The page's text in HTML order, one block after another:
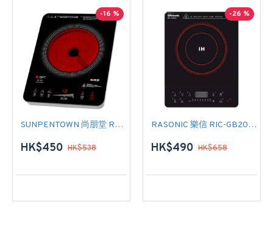
-16 %
SUNPENTOWN 尚朋堂 RC-301 單頭電陶爐
HK$450 HK$538
-26 %
RASONIC 樂信 RIC-GB201 單頭電磁爐
HK$490 HK$658